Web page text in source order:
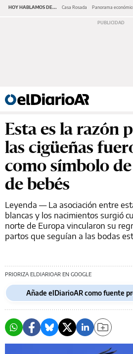
HOY HABLAMOS DE... Casa Rosada Panorama
Esta es la razón
las cigüeñas
como símbolo
de bebés
Leyenda — La asociación entre
blancas y los nacimientos surgió
norte de Europa vincularon su
partos que seguían a las bodas
PRIORIZA ELDIARIOAR EN GOOGLE
Añade elDiarioAR como fuente